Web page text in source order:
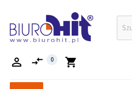
shopping_cart
compare_arrows 0
